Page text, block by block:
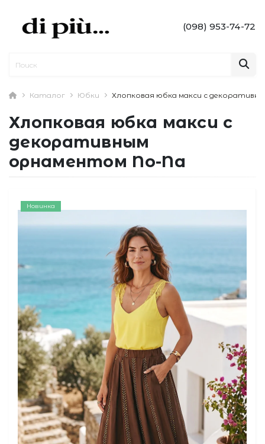
(098) 953-74-72
Каталог Юбки Хлопковая юбка макси с
Хлопковая юбка макси с
декоративным
орнаментом No-Na
Новинка